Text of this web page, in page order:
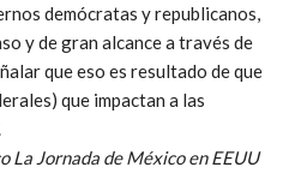
demócratas y republicanos,
y de gran alcance a través de
que eso es resultado de que
que impactan a las
La Jornada de México en EEUU